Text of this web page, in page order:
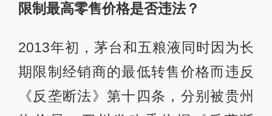
限制最高零售价格是否违法？
2013年初，茅台和五粮液同时因为长
期限制经销商的最低转售价格而违反
《反垄断法》第十四条，分别被贵州